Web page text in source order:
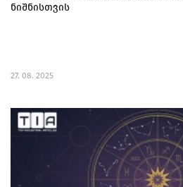
ნიშნისთვის
27. 08. 2025